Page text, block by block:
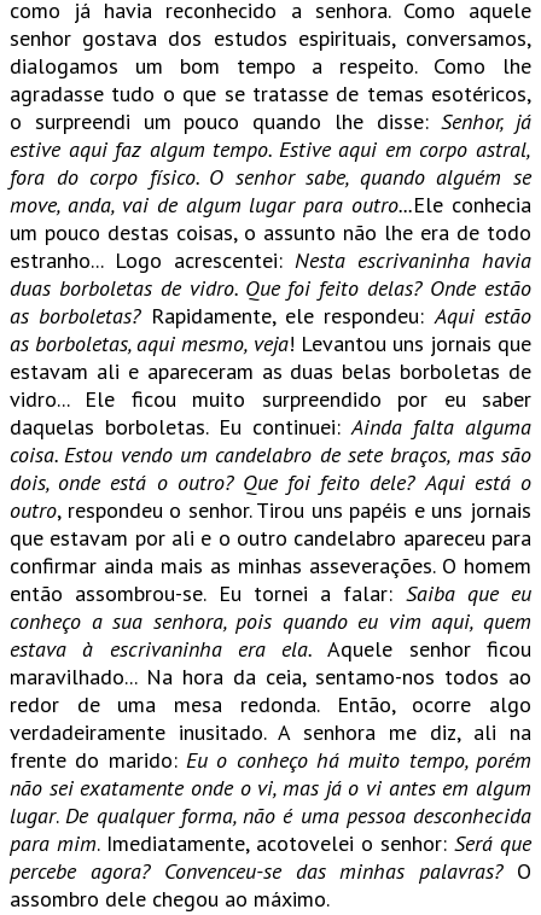
como já havia reconhecido a senhora. Como aquele
senhor gostava dos estudos espirituais, conversamos,
dialogamos um bom tempo a respeito. Como lhe
agradasse tudo o que se tratasse de temas esotéricos,
o surpreendi um pouco quando lhe disse:Senhor, já
estive aqui faz algum tempo. Estive aqui em corpo astral,
fora do corpo físico. O senhor sabe, quando alguém se
move, anda, vai de algum lugar para outro...Ele conhecia
um pouco destas coisas, o assunto não lhe era de todo
estranho... Logo acrescentei: Nesta escrivaninha havia
duas borboletas de vidro. Que foi feito delas? Onde estão
as borboletas?Rapidamente, ele respondeu:Aqui estão
as borboletas, aqui mesmo, veja! Levantou uns jornais que
estavam ali e apareceram as duas belas borboletas de
vidro... Ele ficou muito surpreendido por eu saber
daquelas borboletas. Eu continuei:Ainda falta alguma
coisa. Estou vendo um candelabro de sete braços, mas são
dois, onde está o outro? Que foi feito dele? Aqui está o
outro, respondeu o senhor. Tirou uns papéis e uns jornais
que estavam por ali e o outro candelabro apareceu para
confirmar ainda mais as minhas asseverações. O homem
então assombrou-se. Eu tornei a falar: Saiba que eu
conheço a sua senhora, pois quando eu vim aqui, quem
estava à escrivaninha era ela. Aquele senhor ficou
maravilhado... Na hora da ceia, sentamo-nos todos ao
redor de uma mesa redonda. Então, ocorre algo
verdadeiramente inusitado. A senhora me diz, ali na
frente do marido:Eu o conheço há muito tempo, porém
não sei exatamente onde o vi, mas já o vi antes em algum
lugar.De qualquer forma, não é uma pessoa desconhecida
para mim. Imediatamente, acotovelei o senhor: Será que
percebe agora? Convenceu-se das minhas palavras? O
assombro dele chegou ao máximo.